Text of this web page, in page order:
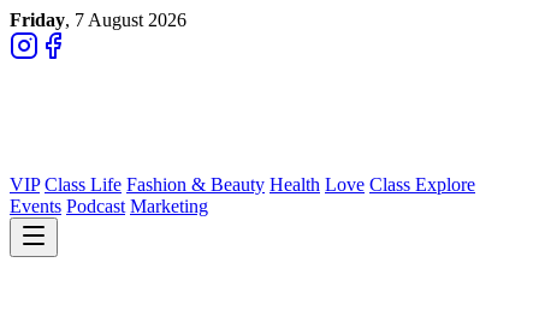
Friday, 7 August 2026
VIP Class Life Fashion & Beauty Health Love Class Explore
Events Podcast Marketing